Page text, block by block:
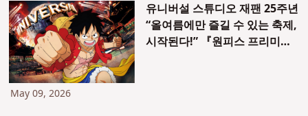
유니버설 스튜디오 재팬 25주년
“올여름에만 즐길 수 있는 축제,
시작된다!” 『원피스 프리미어
May 09, 2026